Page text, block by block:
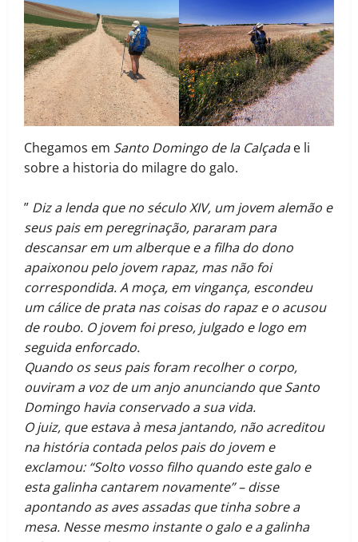
Chegamos em Santo Domingo de la Calçadae li
sobre a historia do milagre do galo.
” Diz a lenda que no século XIV, um jovem alemão e
seus pais em peregrinação, pararam para
descansar em um alberque e a filha do dono
apaixonou pelo jovem rapaz, mas não foi
correspondida. A moça, em vingança, escondeu
um cálice de prata nas coisas do rapaz e o acusou
de roubo. O jovem foi preso, julgado e logo em
seguida enforcado.
Quando os seus pais foram recolher o corpo,
ouviram a voz de um anjo anunciando que Santo
Domingo havia conservado a sua vida.
O juiz, que estava à mesa jantando, não acreditou
na história contada pelos pais do jovem e
exclamou: “Solto vosso filho quando este galo e
esta galinha cantarem novamente” – disse
apontando as aves assadas que tinha sobre a
mesa. Nesse mesmo instante o galo e a galinha